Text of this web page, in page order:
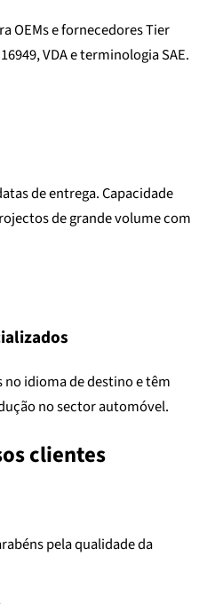
OEMs e fornecedores Tier
VDA e terminologia SAE.
de entrega. Capacidade
de grande volume com
idioma de destino e têm
no sector automóvel.
clientes
pela qualidade da